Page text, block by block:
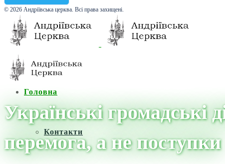
© 2026 Андріївська церква. Всі права захищені.
Головна
Контакти
Українські громадські
перемога, а не поступки